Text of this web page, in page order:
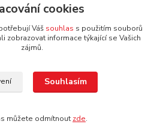
cookies
Váš souhlas s použitím souborů
zobrazovat informace týkající se Vašich
zájmů.
Souhlasím
můžete odmítnout zde.